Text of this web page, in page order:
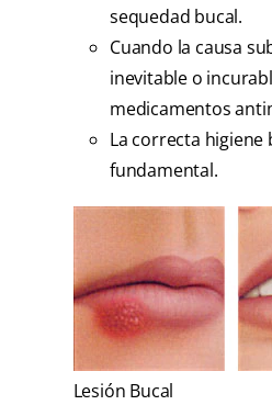
sequedad bucal.
Cuando la causa
inevitable o
medicamentos
La correcta higiene
fundamental.
Lesión Bucal